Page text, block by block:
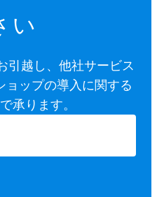
い
引越し、他社サービス
ョップの導入に関する
承ります。